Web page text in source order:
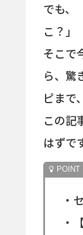
でも、
こ？」
そこで
ら、驚
ピまで
この記
はずで
・
・